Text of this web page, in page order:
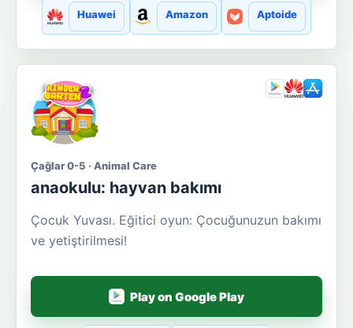
Huawei Amazon Aptoide
Çağlar 0-5 · Animal Care
anaokulu: hayvan bakımı
Çocuk Yuvası. Eğitici oyun: Çocuğunuzun bakımı
ve yetiştirilmesi!
Play on Google Play